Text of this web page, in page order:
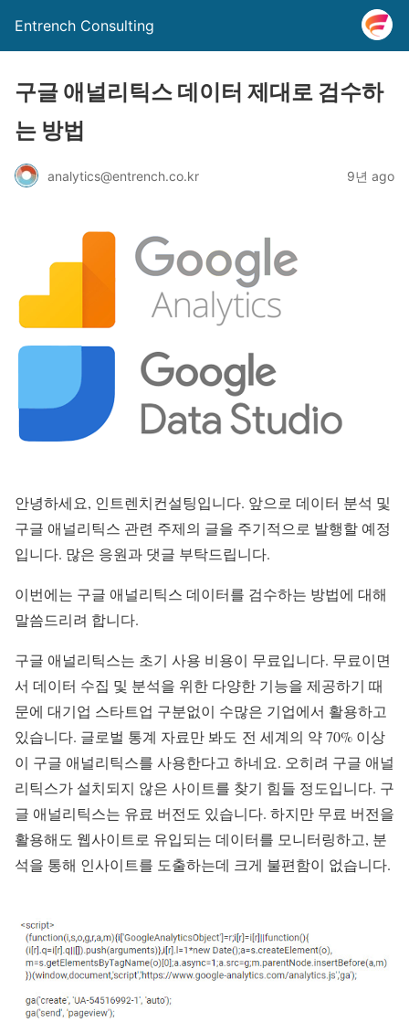
Entrench Consulting
구글 애널리틱스 데이터 제대로 검수하
는 방법
analytics@entrench.co.kr 9년 ago
안녕하세요, 인트렌치컨설팅입니다. 앞으로 데이터 분석 및
구글 애널리틱스 관련 주제의 글을 주기적으로 발행할 예정
입니다. 많은 응원과 댓글 부탁드립니다.
이번에는 구글 애널리틱스 데이터를 검수하는 방법에 대해
말씀드리려 합니다.
구글 애널리틱스는 초기 사용 비용이 무료입니다. 무료이면
서 데이터 수집 및 분석을 위한 다양한 기능을 제공하기 때
문에 대기업 스타트업 구분없이 수많은 기업에서 활용하고
있습니다. 글로벌 통계 자료만 봐도 전 세계의 약 70% 이상
이 구글 애널리틱스를 사용한다고 하네요. 오히려 구글 애널
리틱스가 설치되지 않은 사이트를 찾기 힘들 정도입니다. 구
글 애널리틱스는 유료 버전도 있습니다. 하지만 무료 버전을
활용해도 웹사이트로 유입되는 데이터를 모니터링하고, 분
석을 통해 인사이트를 도출하는데 크게 불편함이 없습니다.